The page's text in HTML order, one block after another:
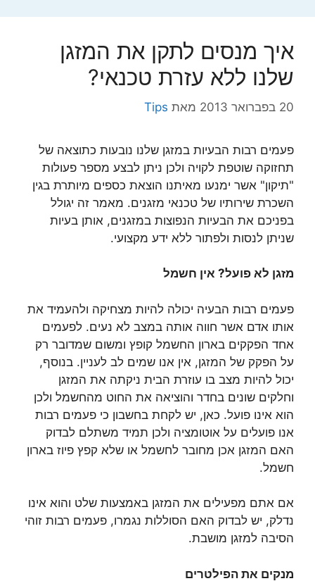
איך מנסים לתקן את המזגן
שלנו ללא עזרת טכנאי?
20 בפברואר 2013 מאת Tips
פעמים רבות הבעיות במזגן שלנו נובעות כתוצאה של
תחזוקה שוטפת לקויה ולכן ניתן לבצע מספר פעולות
"תיקון" אשר ימנעו מאיתנו הוצאת כספים מיותרת בגין
השכרת שירותיו של טכנאי מזגנים. מאמר זה יגולל
בפניכם את הבעיות הנפוצות במזגנים, אותן בעיות
שניתן לנסות ולפתור ללא ידע מקצועי.
מזגן לא פועל? אין חשמל
פעמים רבות הבעיה יכולה להיות מצחיקה ולהעמיד את
אותו אדם אשר חווה אותה במצב לא נעים. לפעמים
אחד הפקקים בארון החשמל קופץ ומשום שמדובר רק
על הפקק של המזגן, אין אנו שמים לב לעניין. בנוסף,
יכול להיות מצב בו עוזרת הבית ניקתה את המזגן
וחלקים שונים בחדר והוציאה את החוט מהחשמל ולכן
הוא אינו פועל. כאן, יש לקחת בחשבון כי פעמים רבות
אנו פועלים על אוטומציה ולכן תמיד משתלם לבדוק
האם המזגן אכן מחובר לחשמל או שלא קפץ פיוז בארון
חשמל.
אם אתם מפעילים את המזגן באמצעות שלט והוא אינו
נדלק, יש לבדוק האם הסוללות נגמרו, פעמים רבות זוהי
הסיבה למזגן מושבת.
מנקים את הפילטרים